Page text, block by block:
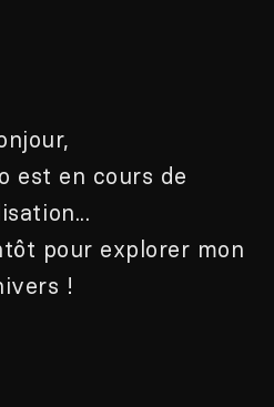
est en cours de
pour explorer mon
!